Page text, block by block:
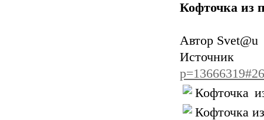
Кофточка из
Автор Svet@u
Кофточка
Кофточка